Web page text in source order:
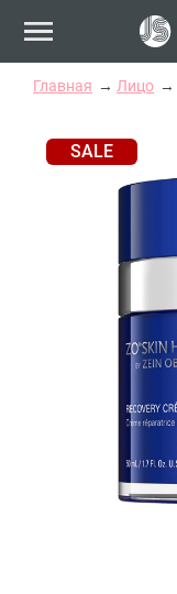
Главная Лицо
SALE